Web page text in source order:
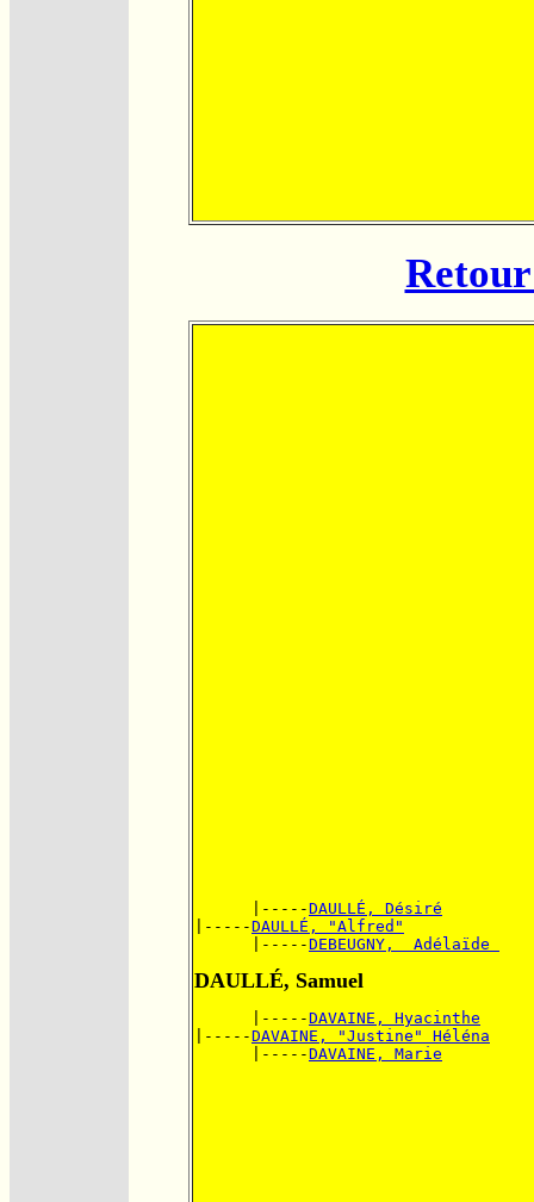
      |-----
DAULLÉ, Désiré
|-----DAULLÉ, "Alfred"
      |-----
DEBEUGNY,  Adélaïde
DAULLÉ, Samuel
      |-----
DAVAINE, Hyacinthe
|-----DAVAINE, "Justine" Héléna
      |-----
DAVAINE, Marie